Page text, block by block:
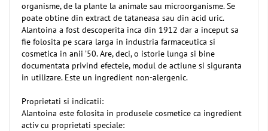
organisme, de la plante la animale sau microorganisme. Se
poate obtine din extract de tataneasa sau din acid uric.
Alantoina a fost descoperita inca din 1912 dar a inceput sa
fie folosita pe scara larga in industria farmaceutica si
cosmetica in anii ’50. Are, deci, o istorie lunga si bine
documentata privind efectele, modul de actiune si siguranta
in utilizare. Este un ingredient non-alergenic.
Proprietati si indicatii:
Alantoina este folosita in produsele cosmetice ca ingredient
activ cu proprietati speciale: